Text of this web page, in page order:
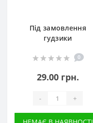
Під замовлення
гудзики
0
29.00 грн.
- +